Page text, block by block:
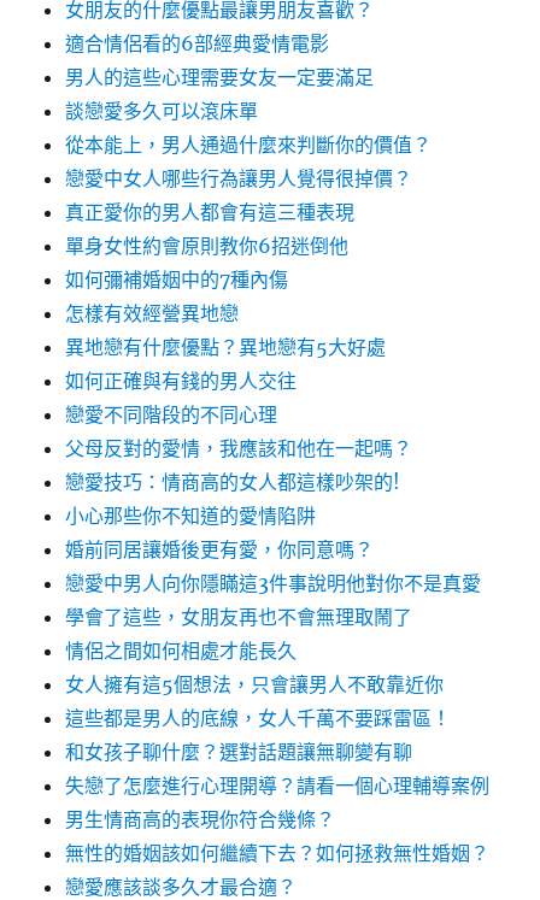
女朋友的什麼優點最讓男朋友喜歡？
適合情侶看的6部經典愛情電影
男人的這些心理需要女友一定要滿足
談戀愛多久可以滾床單
從本能上，男人通過什麼來判斷你的價值？
戀愛中女人哪些行為讓男人覺得很掉價？
真正愛你的男人都會有這三種表現
單身女性約會原則教你6招迷倒他
如何彌補婚姻中的7種內傷
怎樣有效經營異地戀
異地戀有什麼優點？異地戀有5大好處
如何正確與有錢的男人交往
戀愛不同階段的不同心理
父母反對的愛情，我應該和他在一起嗎？
戀愛技巧：情商高的女人都這樣吵架的!
小心那些你不知道的愛情陷阱
婚前同居讓婚後更有愛，你同意嗎？
戀愛中男人向你隱瞞這3件事說明他對你不是真愛
學會了這些，女朋友再也不會無理取鬧了
情侶之間如何相處才能長久
女人擁有這5個想法，只會讓男人不敢靠近你
這些都是男人的底線，女人千萬不要踩雷區！
和女孩子聊什麼？選對話題讓無聊變有聊
失戀了怎麼進行心理開導？請看一個心理輔導案例
男生情商高的表現你符合幾條？
無性的婚姻該如何繼續下去？如何拯救無性婚姻？
戀愛應該談多久才最合適？